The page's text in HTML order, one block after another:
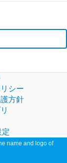
シー
方針
定
name and logo of